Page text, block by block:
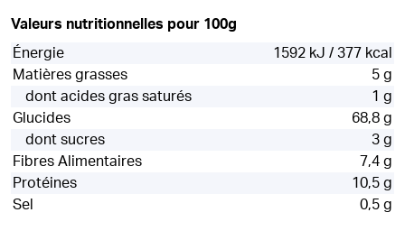
Valeurs nutritionnelles pour 100g
Énergie
1592 kJ / 377 kcal
Matières grasses
5 g
dont acides gras saturés
1 g
Glucides
68,8 g
dont sucres
3 g
Fibres Alimentaires
7,4 g
Protéines
10,5 g
Sel
0,5 g